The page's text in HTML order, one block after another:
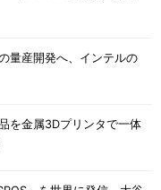
量産開発へ、インテルの
を金属3Dプリンタで一体